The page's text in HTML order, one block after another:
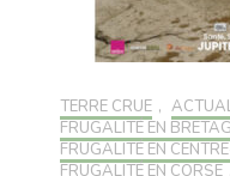
TERRE CRUE ,
FRUGALITÉ EN
FRUGALITÉ EN
FRUGALITÉ EN CORSE